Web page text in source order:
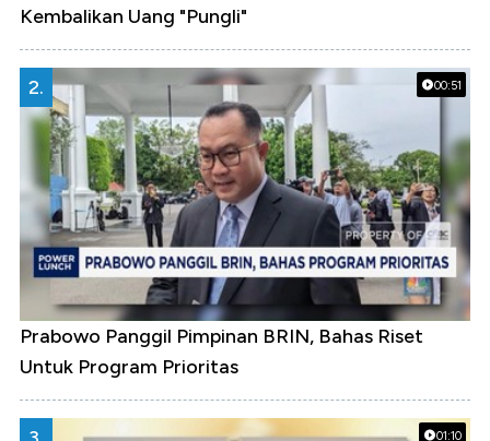
Kembalikan Uang "Pungli"
00:51
2.
Prabowo Panggil Pimpinan BRIN, Bahas Riset
Untuk Program Prioritas
01:10